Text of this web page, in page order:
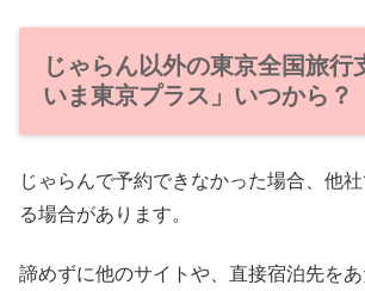
じゃらん以外の東京全国旅行
いま東京プラス」いつから？
じゃらんで予約できなかった場合、他
る場合があります。
諦めずに他のサイトや、直接宿泊先を